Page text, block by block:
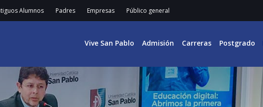
Alumnos Padres Empresas Público general
Vive San Pablo Admisión Carreras Postgrado